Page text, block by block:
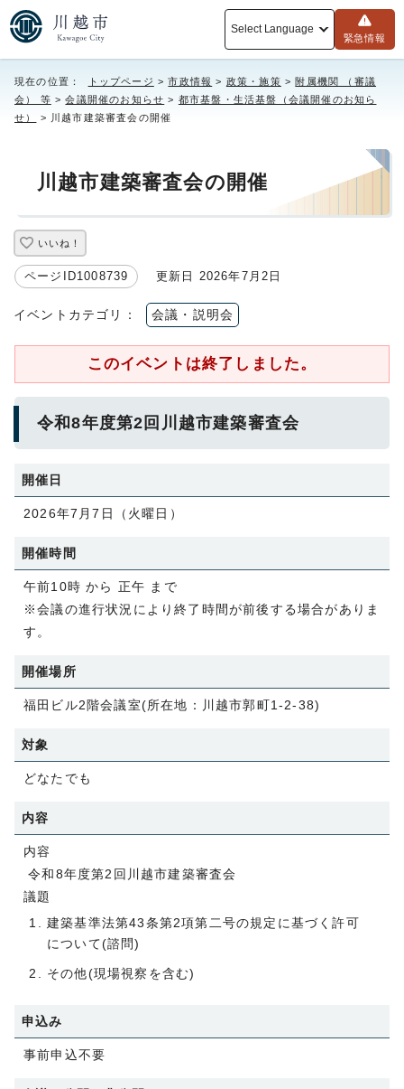
Select Language
緊急情報
現在の位置： トップページ >市政情報 > 政策・施策 >附属機関 （審議
会） 等 >会議開催のお知らせ > 都市基盤・生活基盤（会議開催のお知ら
せ）
> 川越市建築審査会の開催
川越市建築審査会の開催
いいね！
ページID1008739 更新日 2026年7月2日
イベントカテゴリ： 会議・説明会
このイベントは終了しました。
令和8年度第2回川越市建築審査会
開催日
2026年7月7日（火曜日）
開催時間
午前10時 から 正午 まで
※会議の進行状況により終了時間が前後する場合がありま
す。
開催場所
福田ビル2階会議室(所在地：川越市郭町1-2-38)
対象
どなたでも
内容
内容
令和8年度第2回川越市建築審査会
議題
建築基準法第43条第2項第二号の規定に基づく許可
について(諮問)
その他(現場視察を含む)
申込み
事前申込不要